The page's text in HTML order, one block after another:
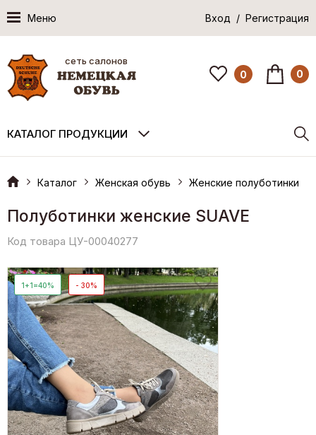
Меню Вход / Регистрация
сеть салонов
0 0
КАТАЛОГ ПРОДУКЦИИ
Каталог Женская обувь Женские полуботинки
Полуботинки женские SUAVE
Код товара ЦУ-00040277
1+1=40% - 30%